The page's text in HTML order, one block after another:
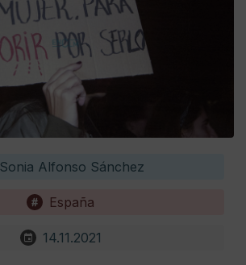
Sonia Alfonso Sánchez
España
14.11.2021